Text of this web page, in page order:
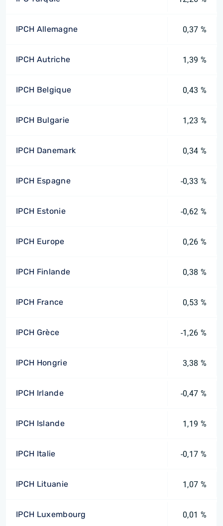
IPCH Allemagne 0,37 %
IPCH Autriche 1,39 %
IPCH Belgique 0,43 %
IPCH Bulgarie 1,23 %
IPCH Danemark 0,34 %
IPCH Espagne -0,33 %
IPCH Estonie -0,62 %
IPCH Europe 0,26 %
IPCH Finlande 0,38 %
IPCH France 0,53 %
IPCH Grèce -1,26 %
IPCH Hongrie 3,38 %
IPCH Irlande -0,47 %
IPCH Islande 1,19 %
IPCH Italie -0,17 %
IPCH Lituanie 1,07 %
IPCH Luxembourg 0,01 %